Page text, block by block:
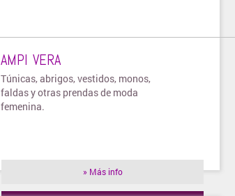
AMPI VERA
Túnicas, abrigos, vestidos, monos,
faldas y otras prendas de moda
femenina.
» Más info